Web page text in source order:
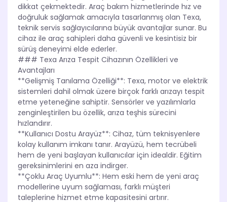
dikkat çekmektedir. Araç bakım hizmetlerinde hız ve
doğruluk sağlamak amacıyla tasarlanmış olan Texa,
teknik servis sağlayıcılarına büyük avantajlar sunar. Bu
cihaz ile araç sahipleri daha güvenli ve kesintisiz bir
sürüş deneyimi elde ederler.
### Texa Arıza Tespit Cihazının Özellikleri ve
Avantajları
**Gelişmiş Tanılama Özelliği**: Texa, motor ve elektrik
sistemleri dahil olmak üzere birçok farklı arızayı tespit
etme yeteneğine sahiptir. Sensörler ve yazılımlarla
zenginleştirilen bu özellik, arıza teşhis sürecini
hızlandırır.
**Kullanıcı Dostu Arayüz**: Cihaz, tüm teknisyenlere
kolay kullanım imkanı tanır. Arayüzü, hem tecrübeli
hem de yeni başlayan kullanıcılar için idealdir. Eğitim
gereksinimlerini en aza indirger.
**Çoklu Araç Uyumlu**: Hem eski hem de yeni araç
modellerine uyum sağlaması, farklı müşteri
taleplerine hizmet etme kapasitesini artırır.